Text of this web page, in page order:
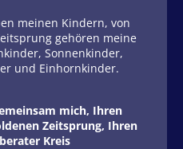
meinen Kindern, von
gehören meine
Sonnenkinder,
und Einhornkinder.
mich, Ihren
Zeitsprung, Ihren
Kreis